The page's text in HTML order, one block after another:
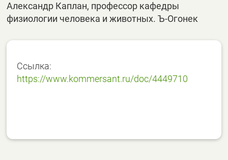
Александр Каплан, профессор кафедры
физиологии человека и животных. Ъ-Огонек
Ссылка:
https://www.kommersant.ru/doc/4449710